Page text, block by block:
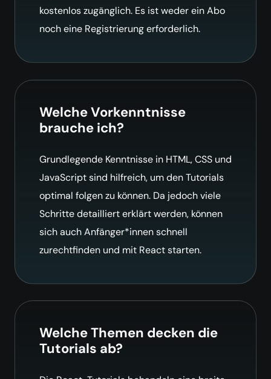
kostenlos zugänglich. Es ist weder ein Abo
noch eine Registrierung erforderlich.
Welche Vorkenntnisse
brauche ich?
Grundlegende Kenntnisse in HTML, CSS und
JavaScript sind hilfreich, um den Tutorials
optimal folgen zu können. Da jedoch viele
Schritte detailliert erklärt werden, können
sich auch Anfänger*innen schnell
zurechtfinden und mit React starten.
Welche Themen decken die
Tutorials ab?